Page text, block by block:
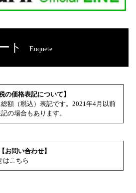
ト Enquete
の価格表記について】
額（税込）表記です。2021年4月以前
の場合もあります。
【お問い合わせ】
はこちら